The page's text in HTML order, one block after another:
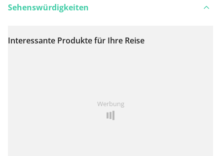
Auf Karte anzeigen
Sehenswürdigkeiten
Interessante Produkte für Ihre Reise
Werbung